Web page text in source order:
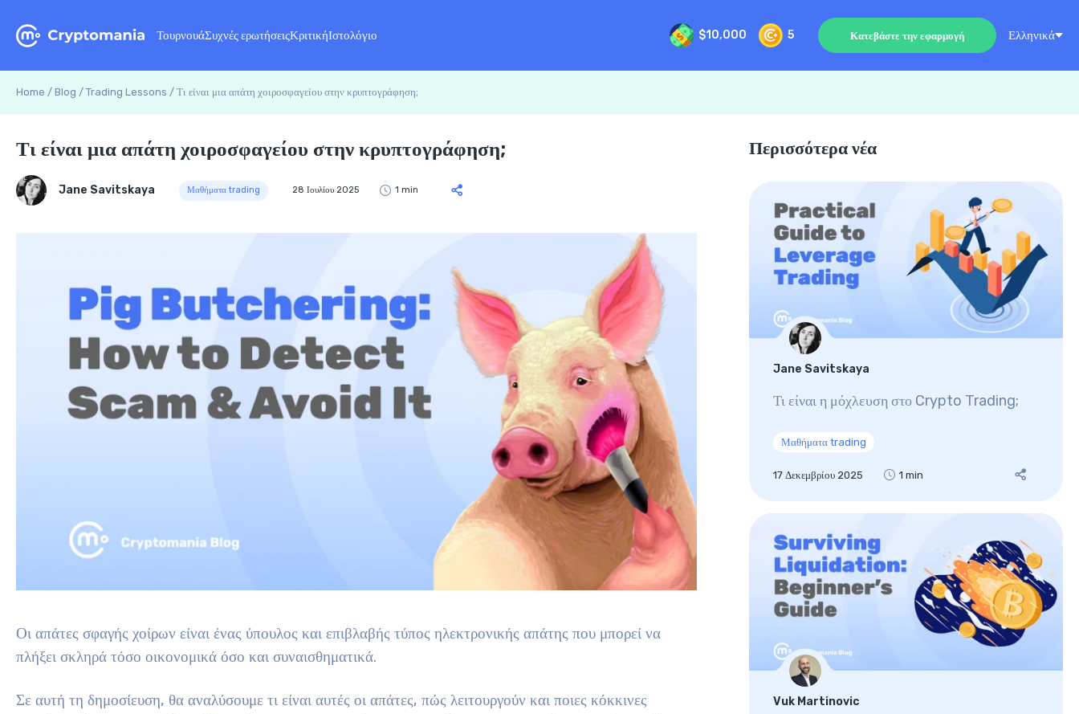
ΤουρνουάΣυχνές ερωτήσειςΚριτικήΙστολόγιο $10,000 5 Κατεβάστε την εφαρμογή Ελληνικά
Home / Blog / Trading Lessons / Τι είναι μια απάτη χοιροσφαγείου στην κρυπτογράφηση;
Τι είναι μια απάτη χοιροσφαγείου στην κρυπτογράφηση;
Jane Savitskaya Μαθήματα trading 28 Ιουλίου 2025 1 min
Οι απάτες σφαγής χοίρων είναι ένας ύπουλος και επιβλαβής τύπος ηλεκτρονικής απάτης που μπορεί να
πλήξει σκληρά τόσο οικονομικά όσο και συναισθηματικά.
Σε αυτή τη δημοσίευση, θα αναλύσουμε τι είναι αυτές οι απάτες, πώς λειτουργούν και ποιες κόκκινες
Περισσότερα νέα
Jane Savitskaya
Τι είναι η μόχλευση στο Crypto Trading;
Μαθήματα trading
17 Δεκεμβρίου 2025 1 min
Vuk Martinovic